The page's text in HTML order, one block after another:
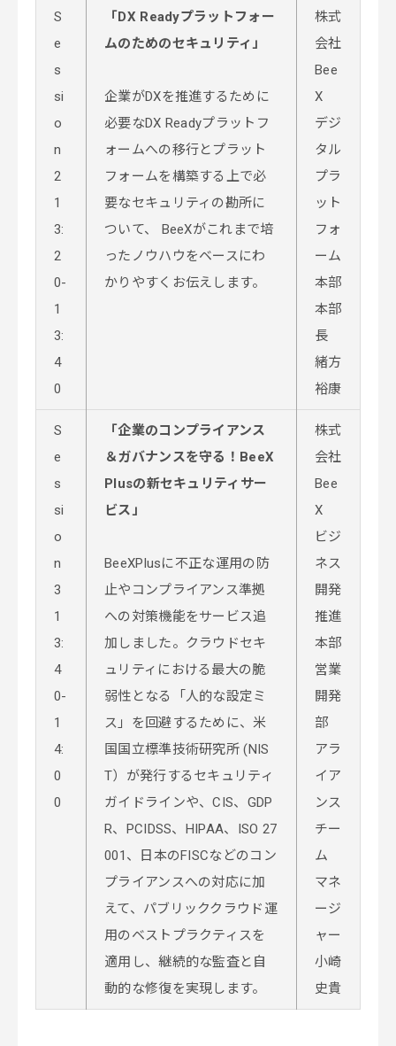
S
e
s
si
o
n
2
1
3:
2
0-
1
3:
4
0
「DX Readyプラットフォー
ムのためのセキュリティ」
企業がDXを推進するために
必要なDX Readyプラットフ
ォームへの移行とプラット
フォームを構築する上で必
要なセキュリティの勘所に
ついて、 BeeXがこれまで培
ったノウハウをベースにわ
かりやすくお伝えします。
株式
会社
Bee
X
デジ
タル
プラ
ット
フォ
ーム
本部
本部
長
緒方
裕康
S
e
s
si
o
n
3
1
3:
4
0-
1
4:
0
0
「企業のコンプライアンス
＆ガバナンスを守る！BeeX
Plusの新セキュリティサー
ビス」
BeeXPlusに不正な運用の防
止やコンプライアンス準拠
への対策機能をサービス追
加しました。クラウドセキ
ュリティにおける最大の脆
弱性となる「人的な設定ミ
ス」を回避するために、米
国国立標準技術研究所 (NIS
T）が発行するセキュリティ
ガイドラインや、CIS、GDP
R、PCIDSS、HIPAA、ISO 27
001、日本のFISCなどのコン
プライアンスへの対応に加
えて、パブリッククラウド運
用のベストプラクティスを
適用し、継続的な監査と自
動的な修復を実現します。
株式
会社
Bee
X
ビジ
ネス
開発
推進
本部
営業
開発
部
アラ
イア
ンス
チー
ム
マネ
ージ
ャー
小崎
史貴